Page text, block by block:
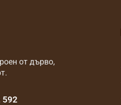
от дърво,
592